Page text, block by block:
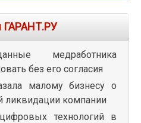
ГАРАНТ.РУ
медработника
без его согласия
малому бизнесу о
ликвидации компании
технологий в